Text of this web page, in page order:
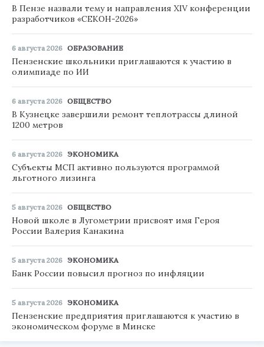
В Пензе назвали тему и направления XIV конференции
разработчиков «СЕКОН-2026»
6 августа 2026 ОБРАЗОВАНИЕ
Пензенские школьники приглашаются к участию в
олимпиаде по ИИ
6 августа 2026 ОБЩЕСТВО
В Кузнецке завершили ремонт теплотрассы длиной
1200 метров
6 августа 2026 ЭКОНОМИКА
Субъекты МСП активно пользуются программой
льготного лизинга
5 августа 2026 ОБЩЕСТВО
Новой школе в Лугометрии присвоят имя Героя
России Валерия Канакина
5 августа 2026 ЭКОНОМИКА
Банк России повысил прогноз по инфляции
5 августа 2026 ЭКОНОМИКА
Пензенские предприятия приглашаются к участию в
экономическом форуме в Минске